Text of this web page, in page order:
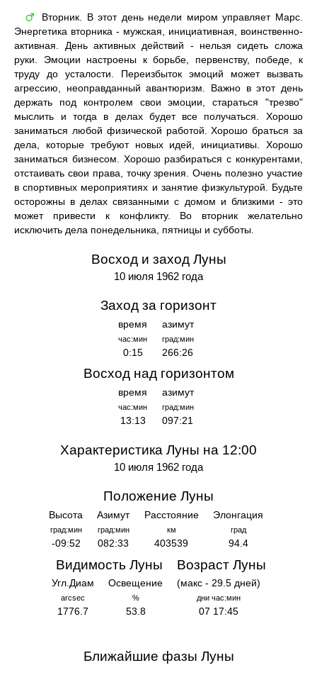
♂
Вторник. В этот день недели миром управляет Марс.
Энергетика вторника - мужская, инициативная, воинственно-
активная. День активных действий - нельзя сидеть сложа
руки. Эмоции настроены к борьбе, первенству, победе, к
труду до усталости. Переизбыток эмоций может вызвать
агрессию, неоправданный авантюризм. Важно в этот день
держать под контролем свои эмоции, стараться "трезво"
мыслить и тогда в делах будет все получаться. Хорошо
заниматься любой физической работой. Хорошо браться за
дела, которые требуют новых идей, инициативы. Хорошо
заниматься бизнесом. Хорошо разбираться с конкурентами,
отстаивать свои права, точку зрения. Очень полезно участие
в спортивных мероприятиях и занятие физкультурой. Будьте
осторожны в делах связанными с домом и близкими - это
может привести к конфликту. Во вторник желательно
исключить дела понедельника, пятницы и субботы.
Восход и заход Луны
10 июля 1962 года
Заход за горизонт
время
час:мин
0:15
азимут
град:мин
266:26
Восход над горизонтом
время
час:мин
13:13
азимут
град:мин
097:21
Характеристика Луны на 12:00
10 июля 1962 года
Положение Луны
Высота
град:мин
-09:52
Азимут
град:мин
082:33
Расстояние
км
403539
Элонгация
град
94.4
Видимость Луны
Угл.Диам
arcsec
1776.7
Освещение
%
53.8
Возраст Луны
(макс - 29.5 дней)
дни час:мин
07 17:45
Ближайшие фазы Луны